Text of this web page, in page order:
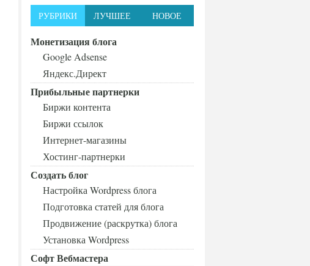
РУБРИКИ ЛУЧШЕЕ НОВОЕ
Монетизация блога
Google Adsense
Яндекс.Директ
Прибыльные партнерки
Биржи контента
Биржи ссылок
Интернет-магазины
Хостинг-партнерки
Создать блог
Настройка Wordpress блога
Подготовка статей для блога
Продвижение (раскрутка) блога
Установка Wordpress
Софт Вебмастера